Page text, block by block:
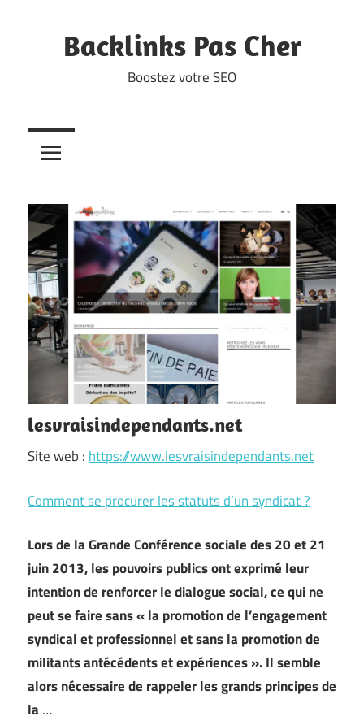
contentBacklinks Pas Cher
Boostez votre SEO
lesvraisindependants.net
Site web : https://www.lesvraisindependants.net
Comment se procurer les statuts d’un syndicat ?
Lors de la Grande Conférence sociale des 20 et 21
juin 2013, les pouvoirs publics ont exprimé leur
intention de renforcer le dialogue social, ce qui ne
peut se faire sans « la promotion de l’engagement
syndical et professionnel et sans la promotion de
militants antécédents et expériences ». Il semble
alors nécessaire de rappeler les grands principes de
la …